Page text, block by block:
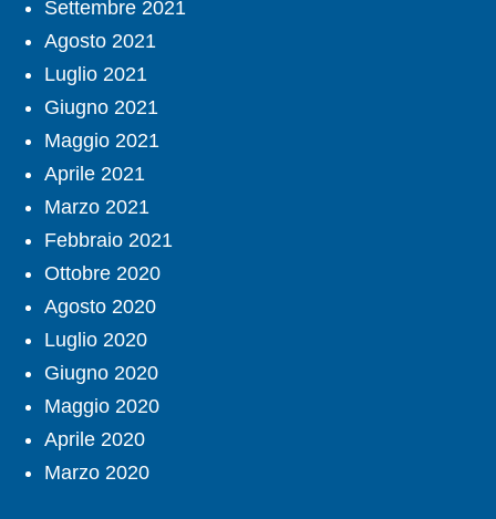
Settembre 2021
Agosto 2021
Luglio 2021
Giugno 2021
Maggio 2021
Aprile 2021
Marzo 2021
Febbraio 2021
Ottobre 2020
Agosto 2020
Luglio 2020
Giugno 2020
Maggio 2020
Aprile 2020
Marzo 2020